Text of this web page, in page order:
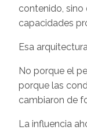
contenido,
capacidades
Esa
No porque el
porque las
cambiaron de
La influencia